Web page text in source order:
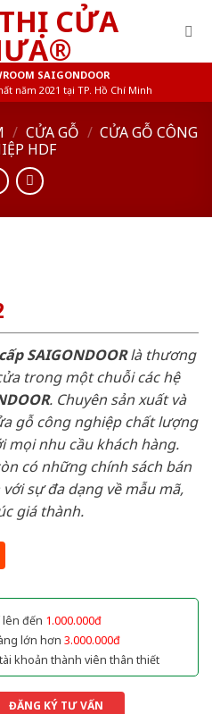
SAIGONDOOR
năm 2021 tại TP. Hồ Chí Minh
/ CỬA GỖ / CỬA GỖ CÔNG
HDF
SAIGONDOORlà thương
trong một chuỗi các hệ
. Chuyên sản xuất và
gỗ công nghiệp chất lượng
mọi nhu cầu khách hàng.
có những chính sách bán
sự đa dạng về mẫu mã,
giá thành.
đến 1.000.000đ
lớn hơn 3.000.000đ
khoản thành viên thân thiết
ĐĂNG KÝ TƯ VẤN